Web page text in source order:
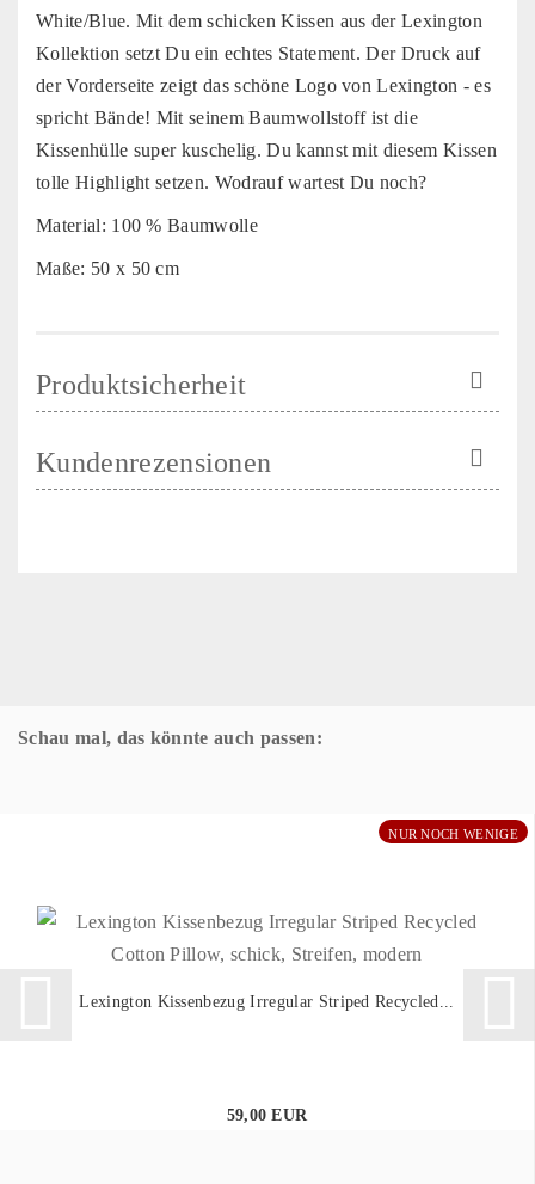
White/Blue. Mit dem schicken Kissen aus der Lexington
Kollektion setzt Du ein echtes Statement. Der Druck auf
der Vorderseite zeigt das schöne Logo von Lexington - es
spricht Bände! Mit seinem Baumwollstoff ist die
Kissenhülle super kuschelig. Du kannst mit diesem Kissen
tolle Highlight setzen. Wodrauf wartest Du noch?
Material: 100 % Baumwolle
Maße: 50 x 50 cm
Produktsicherheit
Kundenrezensionen
Schau mal, das könnte auch passen:
NUR NOCH WENIGE
Lexington Kissenbezug Irregular Striped Recycled...
59,00 EUR